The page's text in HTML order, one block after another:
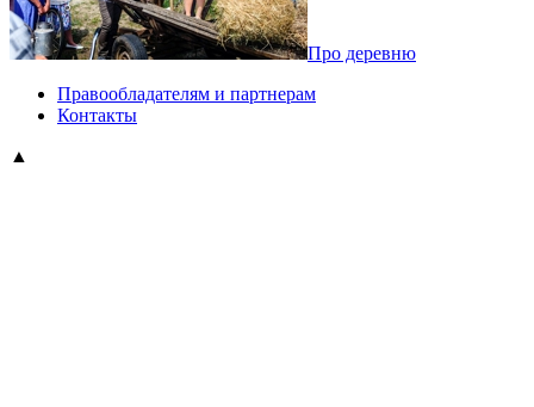
Про деревню
Правообладателям и партнерам
Контакты
▲